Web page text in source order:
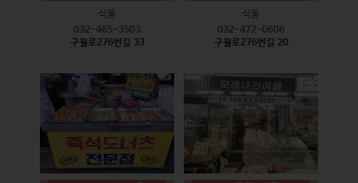
식품
032-465-3503
구월로276번길 33
식품
032-472-0606
구월로276번길 20